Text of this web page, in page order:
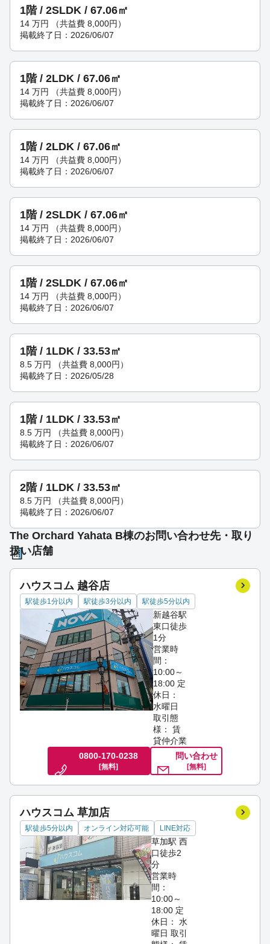
1階 / 2SLDK / 67.06㎡
14 万円 （共益費 8,000円）
掲載終了日：2026/06/07
1階 / 2LDK / 67.06㎡
14 万円 （共益費 8,000円）
掲載終了日：2026/06/07
1階 / 2LDK / 67.06㎡
14 万円 （共益費 8,000円）
掲載終了日：2026/06/07
1階 / 2SLDK / 67.06㎡
14 万円 （共益費 8,000円）
掲載終了日：2026/06/07
1階 / 2SLDK / 67.06㎡
14 万円 （共益費 8,000円）
掲載終了日：2026/06/07
1階 / 1LDK / 33.53㎡
8.5 万円 （共益費 8,000円）
掲載終了日：2026/05/28
1階 / 1LDK / 33.53㎡
8.5 万円 （共益費 8,000円）
掲載終了日：2026/06/07
2階 / 1LDK / 33.53㎡
8.5 万円 （共益費 8,000円）
掲載終了日：2026/06/07
The Orchard Yahata B棟のお問い合わせ先・取り
扱い店舗
ハウスコム 越谷店
駅徒歩1分以内 駅徒歩3分以内 駅徒歩5分以内
新越谷駅
東口徒歩
1分
営業時
間：
10:00～
18:00 定
休日：
水曜日
取引態
様： 賃
貸仲介業
0800-170-0238
[無料]
問い合わせ
[無料]
ハウスコム 草加店
駅徒歩5分以内 オンライン対応可能 LINE対応
草加駅 西
口徒歩2
分
営業時
間：
10:00～
18:00 定
休日： 水
曜日 取引